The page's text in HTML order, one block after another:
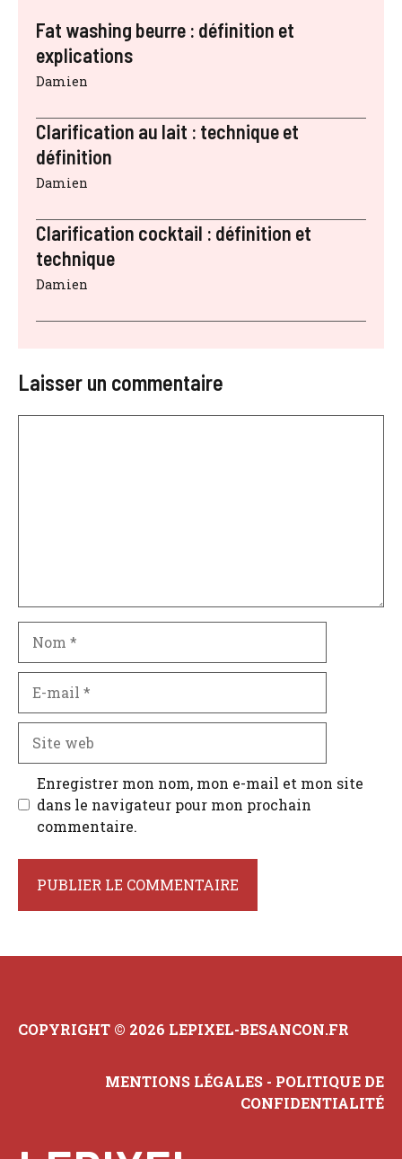
Fat washing beurre : définition et
explications
Damien
Clarification au lait : technique et
définition
Damien
Clarification cocktail : définition et
technique
Damien
Laisser un commentaire
mail
web
Enregistrer mon nom, mon e-mail et mon site
dans le navigateur pour mon prochain
commentaire.
COPYRIGHT © 2026 LEPIXEL-BESANCON.FR
MENTIONS LÉGALES - POLITIQUE DE
CONFIDENTIALITÉ